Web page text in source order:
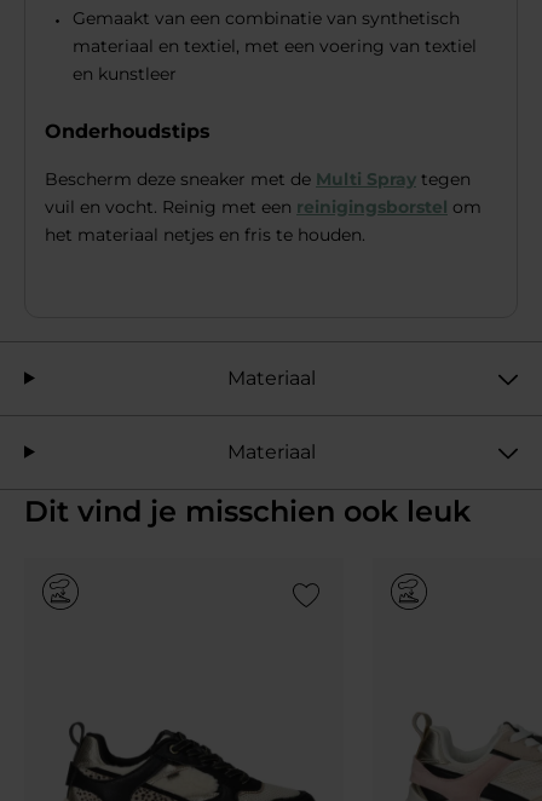
Gemaakt van een combinatie van synthetisch
materiaal en textiel, met een voering van textiel
en kunstleer
Onderhoudstips
Bescherm deze sneaker met de Multi Spray tegen
vuil en vocht. Reinig met een reinigingsborstel om
het materiaal netjes en fris te houden.
Materiaal
Materiaal
Dit vind je misschien ook leuk
Add to Wishlist